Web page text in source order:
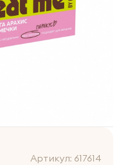
Артикул: 617614